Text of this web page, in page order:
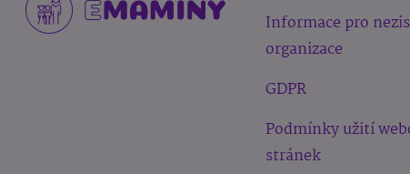
Informace pro
organizace
GDPR
Podmínky užití
stránek